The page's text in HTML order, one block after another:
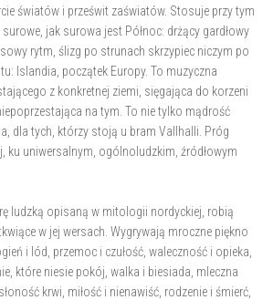
światów i prześwit zaświatów. Stosuje przy tym
jak surowa jest Północ: drżący gardłowy
rytm, ślizg po strunach skrzypiec niczym po
Islandia, początek Europy. To muzyczna
z konkretnej ziemi, sięgająca do korzeni
na tym. To nie tylko mądrość
dla tych, którzy stoją u bram Vallhalli. Próg
ku uniwersalnym, ogólnoludzkim, źródłowym
ludzką opisaną w mitologii nordyckiej, robią
w jej wersach. Wygrywają mroczne piękno
i lód, przemoc i czułość, waleczność i opieka,
które niesie pokój, walka i biesiada, mleczna
krwi, miłość i nienawiść, rodzenie i śmierć,